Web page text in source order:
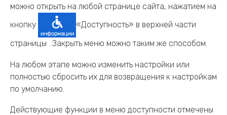
можно открыть на любой странице сайта, нажатием на
кнопку
«Доступность» в верхней части
страницы . Закрыть меню можно таким же способом.
На любом этапе можно изменить настройки или
полностью сбросить их для возвращения к настройкам
по умолчанию.
Действующие функции в меню доступности отмечены